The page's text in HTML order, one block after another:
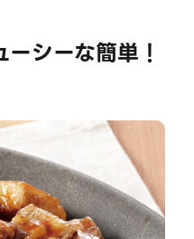
シーな簡単！